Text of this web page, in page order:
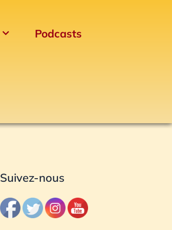
Podcasts
Suivez-nous
Archives